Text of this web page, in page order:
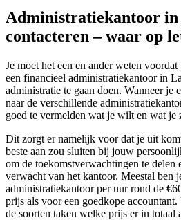
Administratiekantoor in
contacteren – waar op
Je moet het een en ander weten
een financieel administratiekantoor in
administratie te gaan doen. Wanneer je
naar de verschillende
goed te vermelden wat je wilt en wat je
Dit zorgt er namelijk voor dat je uit
beste aan zou sluiten bij jouw
om de toekomstverwachtingen te
verwacht van het kantoor. Meestal ben
administratiekantoor per uur rond de
prijs als voor een goedkope
de soorten taken welke prijs er in totaal